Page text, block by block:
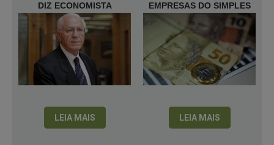
DIZ ECONOMISTA
LEIA MAIS
EMPRESAS DO SIMPLES
LEIA MAIS